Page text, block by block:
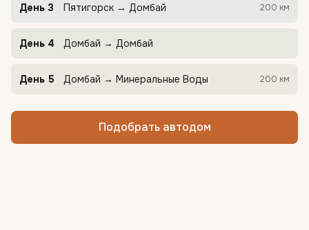
День 3 Пятигорск → Домбай 200 км
День 4 Домбай → Домбай
День 5 Домбай → Минеральные Воды 200 км
Подобрать автодом